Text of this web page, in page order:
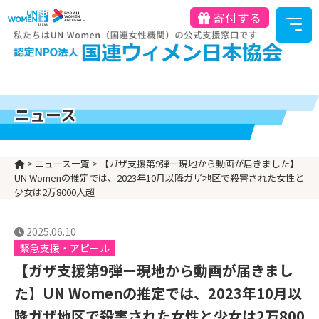
寄付する
ニュース
> ニュース一覧 >
【ガザ支援第9弾ー現地から動画が届きました】
UN Womenの推定では、2023年10月以降ガザ地区で殺害された女性と
少女は2万8000人超
2025.06.10
緊急支援・アピール
【ガザ支援第9弾ー現地から動画が届きまし
た】UN Womenの推定では、2023年10月以